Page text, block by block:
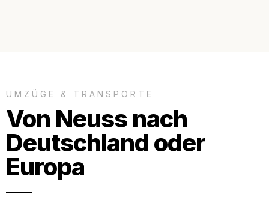
UMZÜGE & TRANSPORTE
Von Neuss nach
Deutschland oder
Europa